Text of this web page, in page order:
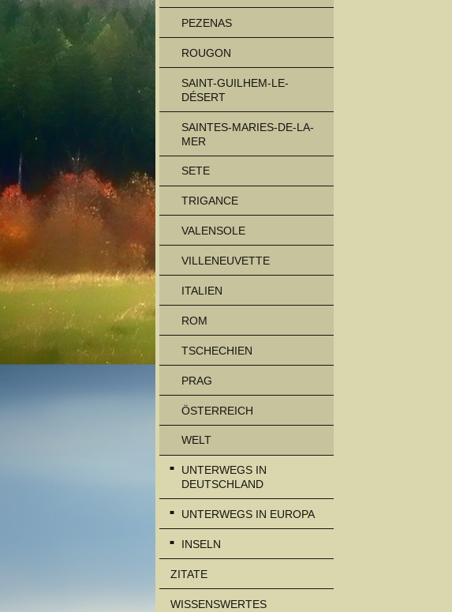
PEZENAS
ROUGON
SAINT-GUILHEM-LE-
DÉSERT
SAINTES-MARIES-DE-LA-
MER
SETE
TRIGANCE
VALENSOLE
VILLENEUVETTE
ITALIEN
ROM
TSCHECHIEN
PRAG
ÖSTERREICH
WELT
UNTERWEGS IN
DEUTSCHLAND
UNTERWEGS IN EUROPA
INSELN
ZITATE
WISSENSWERTES